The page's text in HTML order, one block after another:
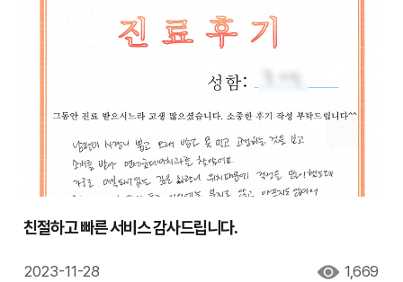
친절하고 빠른 서비스 감사드립니다.
2023-11-28 1,669